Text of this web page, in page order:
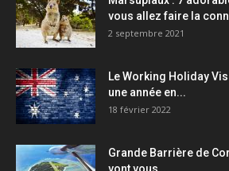
vous allez faire la
2 septembre 2021
Le Working Holiday
une année en...
18 février 2022
Grande Barrière de